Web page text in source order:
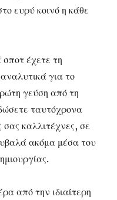
ευρύ κοινό η κάθε
έχετε τη
για το
γεύση από τη
ταυτόχρονα
καλλιτέχνες, σε
ακόμα μέσα του
από την ιδιαίτερη